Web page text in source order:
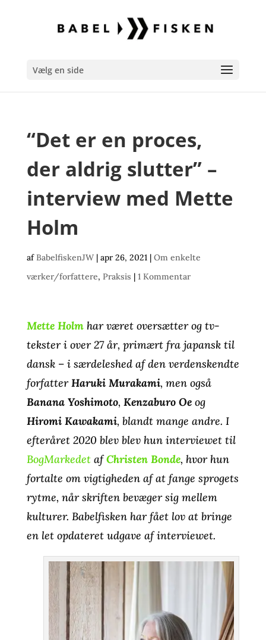
Vælg en side
“Det er en proces,
der aldrig slutter” –
interview med Mette
Holm
afBabelfiskenJW| apr 26, 2021| Om enkelte
værker/forfattere, Praksis | 1 Kommentar
Mette Holmhar været oversætter og tv-
tekster i over 27 år, primært fra japansk til
dansk – i særdeleshed af den verdenskendte
forfatterHaruki Murakami, men også
Banana Yoshimoto, Kenzaburo Oeog
Hiromi Kawakami, blandt mange andre. I
efteråret 2020 blev blev hun interviewet til
BogMarkedetafChristen Bonde, hvor hun
fortalte om vigtigheden af at fange sprogets
rytme, når skriften bevæger sig mellem
kulturer. Babelfisken har fået lov at bringe
en let opdateret udgave af interviewet.